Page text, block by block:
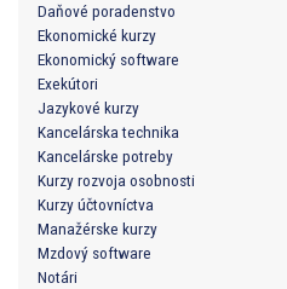
Daňové poradenstvo
Ekonomické kurzy
Ekonomický software
Exekútori
Jazykové kurzy
Kancelárska technika
Kancelárske potreby
Kurzy rozvoja osobnosti
Kurzy účtovníctva
Manažérske kurzy
Mzdový software
Notári